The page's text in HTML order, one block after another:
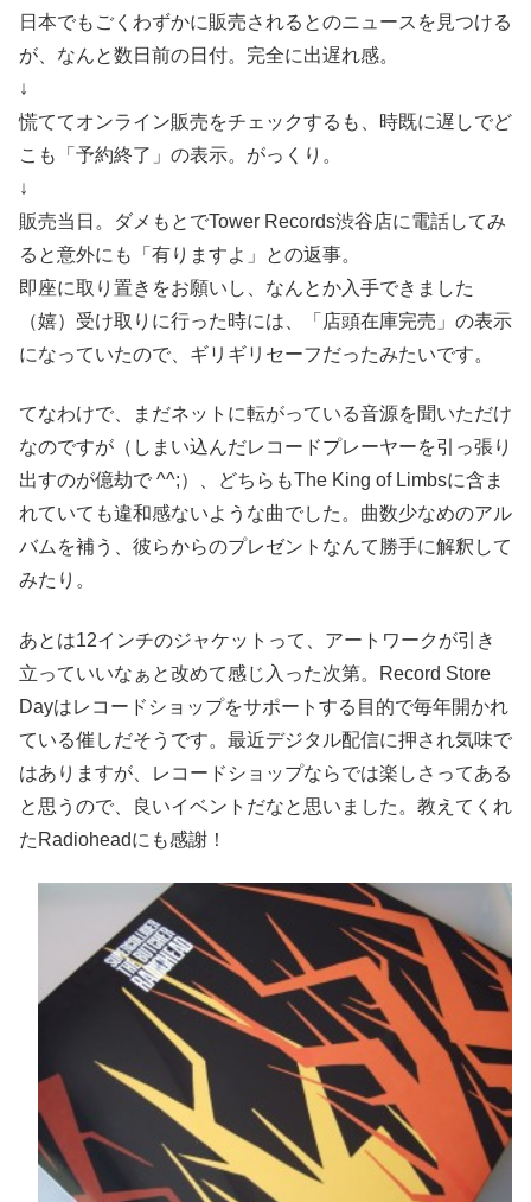
日本でもごくわずかに販売されるとのニュースを見つける
が、なんと数日前の日付。完全に出遅れ感。
↓
慌ててオンライン販売をチェックするも、時既に遅しでど
こも「予約終了」の表示。がっくり。
↓
販売当日。ダメもとでTower Records渋谷店に電話してみ
ると意外にも「有りますよ」との返事。
即座に取り置きをお願いし、なんとか入手できました
（嬉）受け取りに行った時には、「店頭在庫完売」の表示
になっていたので、ギリギリセーフだったみたいです。
てなわけで、まだネットに転がっている音源を聞いただけ
なのですが（しまい込んだレコードプレーヤーを引っ張り
出すのが億劫で ^^;）、どちらもThe King of Limbsに含ま
れていても違和感ないような曲でした。曲数少なめのアル
バムを補う、彼らからのプレゼントなんて勝手に解釈して
みたり。
あとは12インチのジャケットって、アートワークが引き
立っていいなぁと改めて感じ入った次第。Record Store
Dayはレコードショップをサポートする目的で毎年開かれ
ている催しだそうです。最近デジタル配信に押され気味で
はありますが、レコードショップならでは楽しさってある
と思うので、良いイベントだなと思いました。教えてくれ
たRadioheadにも感謝！